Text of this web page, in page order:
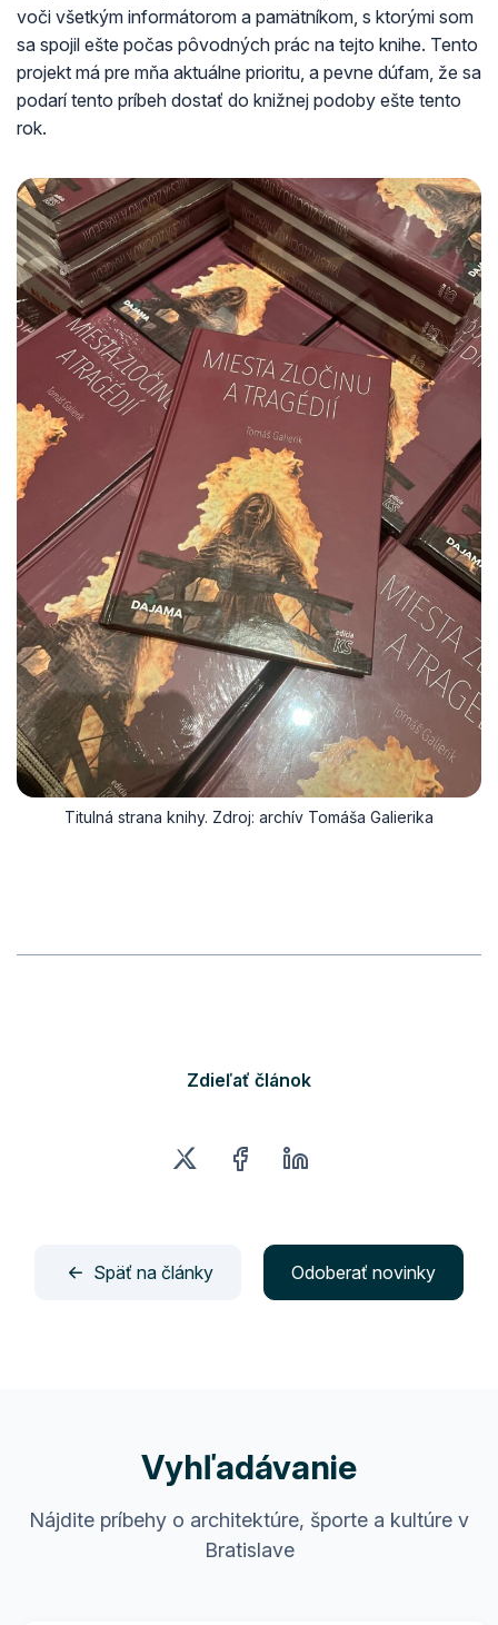
voči všetkým informátorom a pamätníkom, s ktorými som
sa spojil ešte počas pôvodných prác na tejto knihe. Tento
projekt má pre mňa aktuálne prioritu, a pevne dúfam, že sa
podarí tento príbeh dostať do knižnej podoby ešte tento
rok.
Titulná strana knihy. Zdroj: archív Tomáša Galierika
Zdieľať článok
Späť na články Odoberať novinky
Vyhľadávanie
Nájdite príbehy o architektúre, športe a kultúre v
Bratislave